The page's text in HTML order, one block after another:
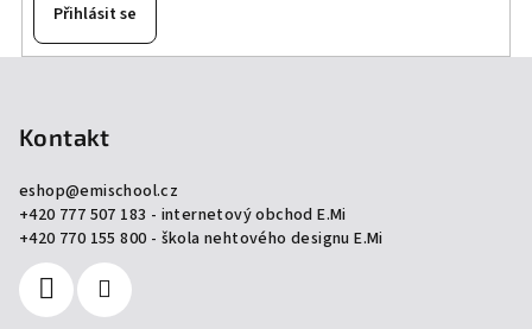
Přihlásit se
Kontakt
eshop@emischool.cz
+420 777 507 183 - internetový obchod E.Mi
+420 770 155 800 - škola nehtového designu E.Mi